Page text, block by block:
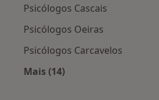
Psicólogos Cascais
Psicólogos Oeiras
Psicólogos Carcavelos
Mais (14)